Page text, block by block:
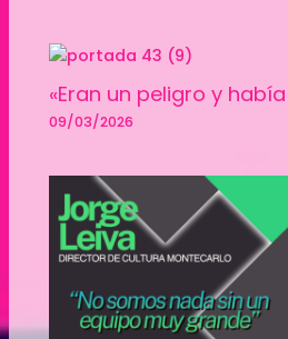
«Eran un peligro y
09/03/2026